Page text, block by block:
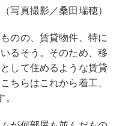
写真撮影／桑田瑞穂）
のの、賃貸物件、特に
るそう。そのため、移
して住めるような賃貸
ちらはこれから着工、